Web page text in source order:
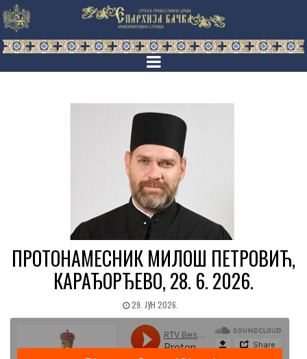
ПРОТОНАМЕСНИК МИЛОШ ПЕТРОВИЋ,
КАРАЂОРЂЕВО, 28. 6. 2026.
29. ЈУН 2026.